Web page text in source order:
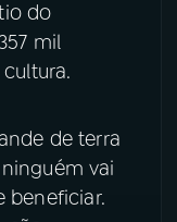
do
mil
de terra
vai
beneficiar.